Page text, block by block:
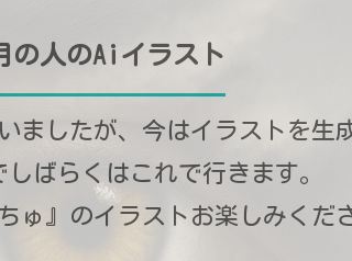
の人のAiイラスト
ましたが、今はイラストを生
ばらくはこれで行きます。
ゅ』のイラストお楽しみくだ